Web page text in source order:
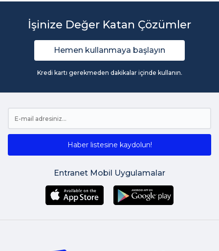
İşinize Değer Katan Çözümler
Hemen kullanmaya başlayın
Kredi kartı gerekmeden dakikalar içinde kullanın.
Haber listesine kaydolun!
Entranet Mobil Uygulamalar